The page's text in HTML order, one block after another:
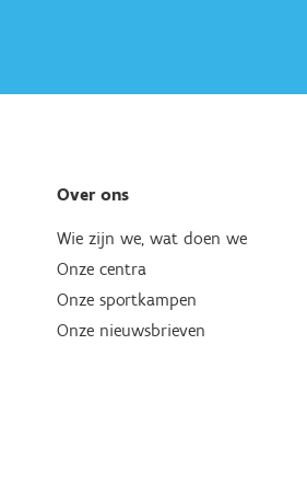
Over ons
Wie zijn we, wat doen we
Onze centra
Onze sportkampen
Onze nieuwsbrieven